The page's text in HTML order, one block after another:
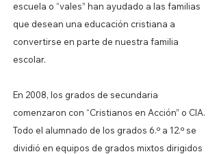
escuela o “vales” han ayudado a las familias
que desean una educación cristiana a
convertirse en parte de nuestra familia
escolar.
En 2008, los grados de secundaria
comenzaron con “Cristianos en Acción” o CIA.
Todo el alumnado de los grados 6.º a 12.º se
dividió en equipos de grados mixtos dirigidos